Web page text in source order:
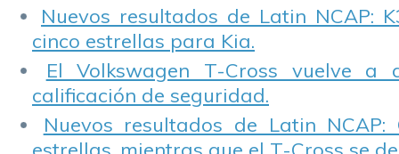
Nuevos resultados de Latin NCAP:
cinco estrellas para Kia.
El Volkswagen T-Cross vuelve a
calificación de seguridad.
Nuevos resultados de Latin NCAP: